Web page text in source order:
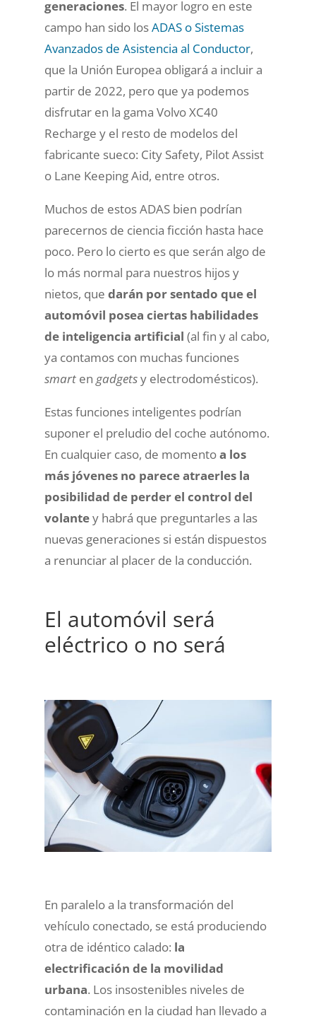
generaciones. El mayor logro en este
campo han sido losADAS o Sistemas
Avanzados de Asistencia al Conductor,
que la Unión Europea obligará a incluir a
partir de 2022, pero que ya podemos
disfrutar en la gama Volvo XC40
Recharge y el resto de modelos del
fabricante sueco: City Safety, Pilot Assist
o Lane Keeping Aid, entre otros.
Muchos de estos ADAS bien podrían
parecernos de ciencia ficción hasta hace
poco. Pero lo cierto es que serán algo de
lo más normal para nuestros hijos y
nietos, que darán por sentado que el
automóvil posea ciertas habilidades
de inteligencia artificial (al fin y al cabo,
ya contamos con muchas funciones
smart en gadgetsy electrodomésticos).
Estas funciones inteligentes podrían
suponer el preludio del coche autónomo.
En cualquier caso, de momentoa los
más jóvenes no parece atraerles la
posibilidad de perder el control del
volantey habrá que preguntarles a las
nuevas generaciones si están dispuestos
a renunciar al placer de la conducción.
El automóvil será
eléctrico o no será
En paralelo a la transformación del
vehículo conectado, se está produciendo
otra de idéntico calado: la
electrificación de la movilidad
urbana. Los insostenibles niveles de
contaminación en la ciudad han llevado a